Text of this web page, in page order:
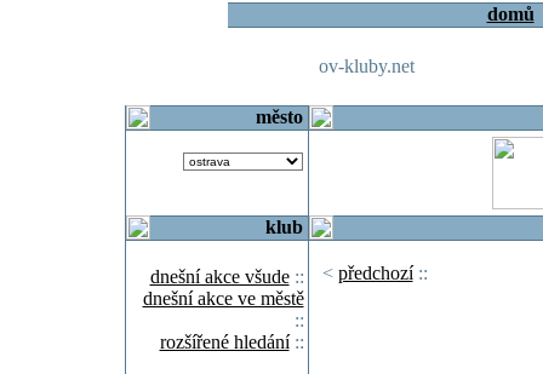
domů
ov-kluby.net
město
klub
dnešní akce všude::
dnešní akce ve městě
::
rozšířené hledání::
< předchozí::